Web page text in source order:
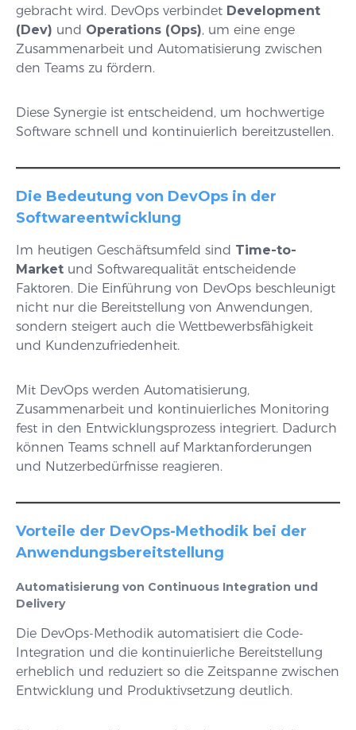
gebracht wird. DevOps verbindet Development
(Dev) und Operations (Ops), um eine enge
Zusammenarbeit und Automatisierung zwischen
den Teams zu fördern.
Diese Synergie ist entscheidend, um hochwertige
Software schnell und kontinuierlich bereitzustellen.
Die Bedeutung von DevOps in der
Softwareentwicklung
Im heutigen Geschäftsumfeld sind Time-to-
Market und Softwarequalität entscheidende
Faktoren. Die Einführung von DevOps beschleunigt
nicht nur die Bereitstellung von Anwendungen,
sondern steigert auch die Wettbewerbsfähigkeit
und Kundenzufriedenheit.
Mit DevOps werden Automatisierung,
Zusammenarbeit und kontinuierliches Monitoring
fest in den Entwicklungsprozess integriert. Dadurch
können Teams schnell auf Marktanforderungen
und Nutzerbedürfnisse reagieren.
Vorteile der DevOps-Methodik bei der
Anwendungsbereitstellung
Automatisierung von Continuous Integration und
Delivery
Die DevOps-Methodik automatisiert die Code-
Integration und die kontinuierliche Bereitstellung
erheblich und reduziert so die Zeitspanne zwischen
Entwicklung und Produktivsetzung deutlich.